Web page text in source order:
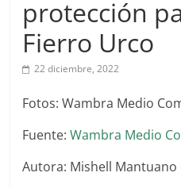
protección
Fierro Urco
22 diciembre, 2022
Fotos: Wambra Medio
Fuente:Wambra Medio
Autora: Mishell Mantuano